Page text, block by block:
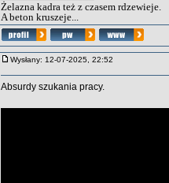
Żelazna kadra też z czasem rdzewieje.
A beton kruszeje...
Wysłany: 12-07-2025, 22:52
Absurdy szukania pracy.